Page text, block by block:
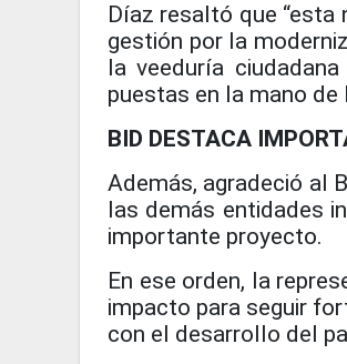
Díaz resaltó que “esta
gestión por la
la veeduría
puestas en la mano
BID DESTACA
Además, agradeció al
las demás entidades
importante proyecto.
En ese orden, la
impacto para seguir
con el desarrollo del